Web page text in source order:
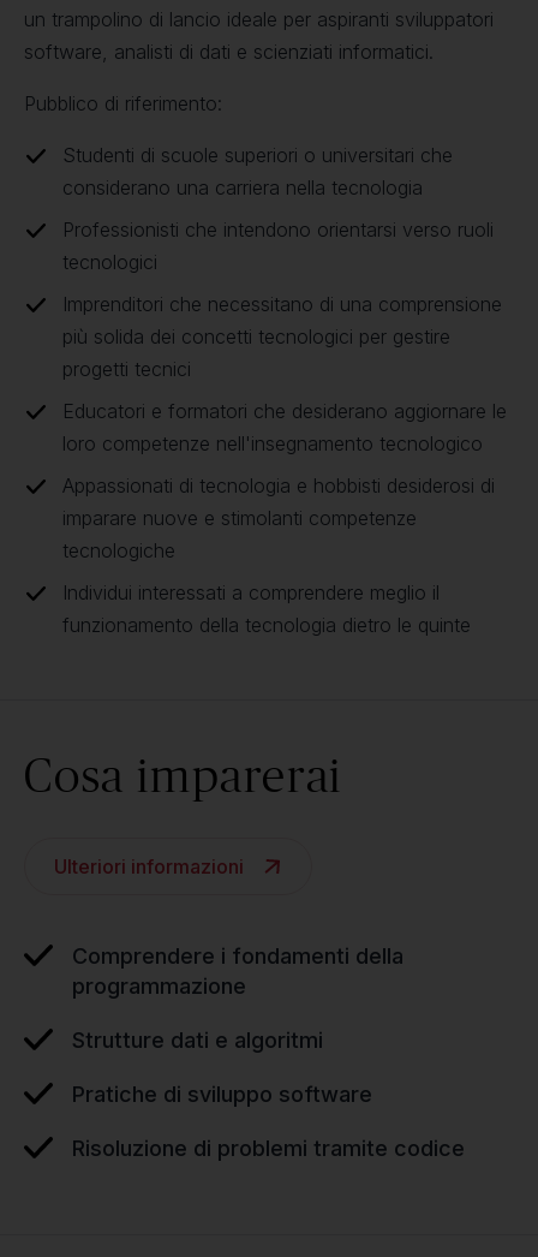
un trampolino di lancio ideale per aspiranti sviluppatori
software, analisti di dati e scienziati informatici.
Pubblico di riferimento:
Studenti di scuole superiori o universitari che
considerano una carriera nella tecnologia
Professionisti che intendono orientarsi verso ruoli
tecnologici
Imprenditori che necessitano di una comprensione
più solida dei concetti tecnologici per gestire
progetti tecnici
Educatori e formatori che desiderano aggiornare le
loro competenze nell'insegnamento tecnologico
Appassionati di tecnologia e hobbisti desiderosi di
imparare nuove e stimolanti competenze
tecnologiche
Individui interessati a comprendere meglio il
funzionamento della tecnologia dietro le quinte
Cosa imparerai
Ulteriori informazioni
Comprendere i fondamenti della
programmazione
Strutture dati e algoritmi
Pratiche di sviluppo software
Risoluzione di problemi tramite codice